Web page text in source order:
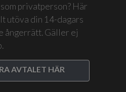
privatperson? Här
utöva din 14-dagars
ångerrätt. Gäller ej
AVTALET HÄR